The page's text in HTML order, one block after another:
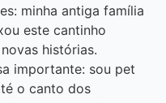
minha antiga família
este cantinho
histórias.
importante: sou pet
o canto dos